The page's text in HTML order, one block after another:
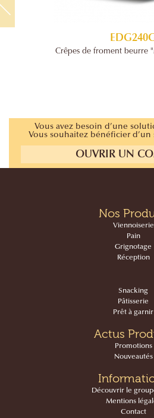
Crêpes de froment beurre
Vous avez besoin d’une
Vous souhaitez bénéficier d’un
OUVRIR UN
Nos
Viennoiserie
Pain
Grignotage
Réception
Snacking
Pâtisserie
Prêt à garnir
Actus
Promotions
Nouveautés
Découvrir le
Mentions
Contact